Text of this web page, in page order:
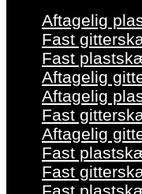
Aftagelig
Fast
Fast
Aftagelig
Aftagelig
Fast
Aftagelig
Fast
Fast